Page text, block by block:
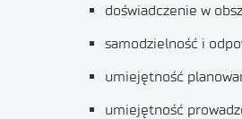
doświadczenie w
samodzielność i
umiejętność
umiejętność